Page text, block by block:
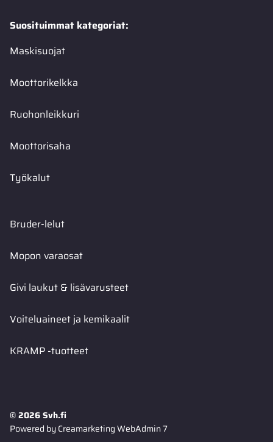
Suosituimmat kategoriat:
Maskisuojat
Moottorikelkka
Ruohonleikkuri
Moottorisaha
Työkalut
Bruder-lelut
Mopon varaosat
Givi laukut & lisävarusteet
Voiteluaineet ja kemikaalit
KRAMP -tuotteet
© 2026 Svh.fi
Powered byCreamarketing WebAdmin 7